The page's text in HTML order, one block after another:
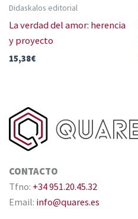
Didaskalos editorial
La verdad del amor: herencia
y proyecto
15,38€
CONTACTO
Tfno: +34 951.20.45.32
Email: info@quares.es